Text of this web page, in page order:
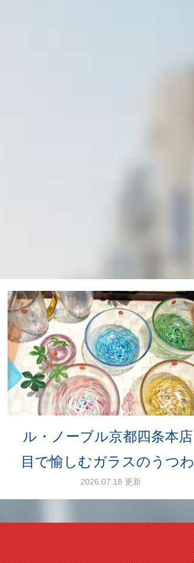
ル・ノーブル京都四条本店
目で愉しむガラスのうつわ
2026.07.18 更新